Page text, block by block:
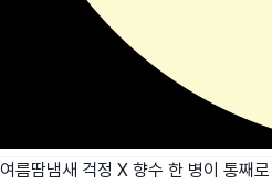
여름땀냄새 걱정 X 향수 한 병이 통째